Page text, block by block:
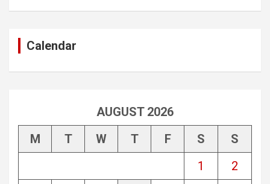
Calendar
AUGUST 2026
M
T W T F S
S
1
2